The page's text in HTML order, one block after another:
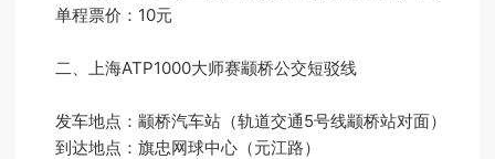
单程票价：10元
二、上海ATP1000大师赛颛桥公交短驳线
发车地点：颛桥汽车站（轨道交通5号线颛桥站对面）
到达地点：旗忠网球中心（元江路）